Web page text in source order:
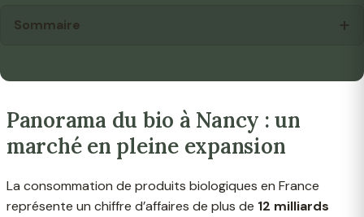
Sommaire
Panorama du bio à Nancy : un
marché en pleine expansion
La consommation de produits biologiques en France
représente un chiffre d’affaires de plus de 12 milliards